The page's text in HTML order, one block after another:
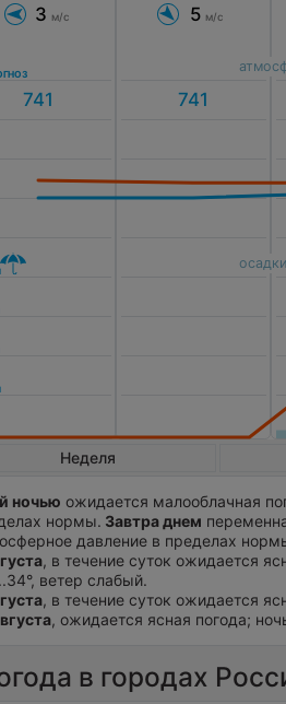
3 м/с
5 м/с
осадки
Неделя
ночью ожидается малооблачная
нормы. Завтра днем
давление в пределах
, в течение суток ожидается
ветер слабый.
, в течение суток ожидается
, ожидается ясная погода;
в городах